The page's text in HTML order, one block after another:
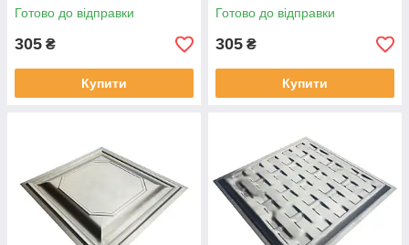
Готово до відправки
305 ₴
Купити
Готово до відправки
305 ₴
Купити